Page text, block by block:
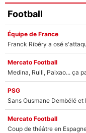
Football
Équipe de France
Mercato Football
PSG
Mercato Football